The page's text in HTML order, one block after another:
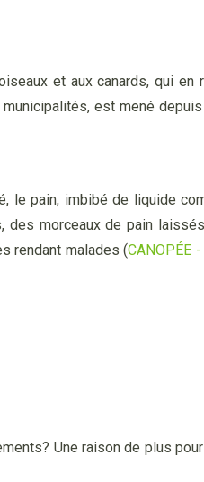
et aux canards, qui en
est mené
le pain, imbibé de liquide
des morceaux de pain
rendant malades (CANOPÉE
Une raison de plus